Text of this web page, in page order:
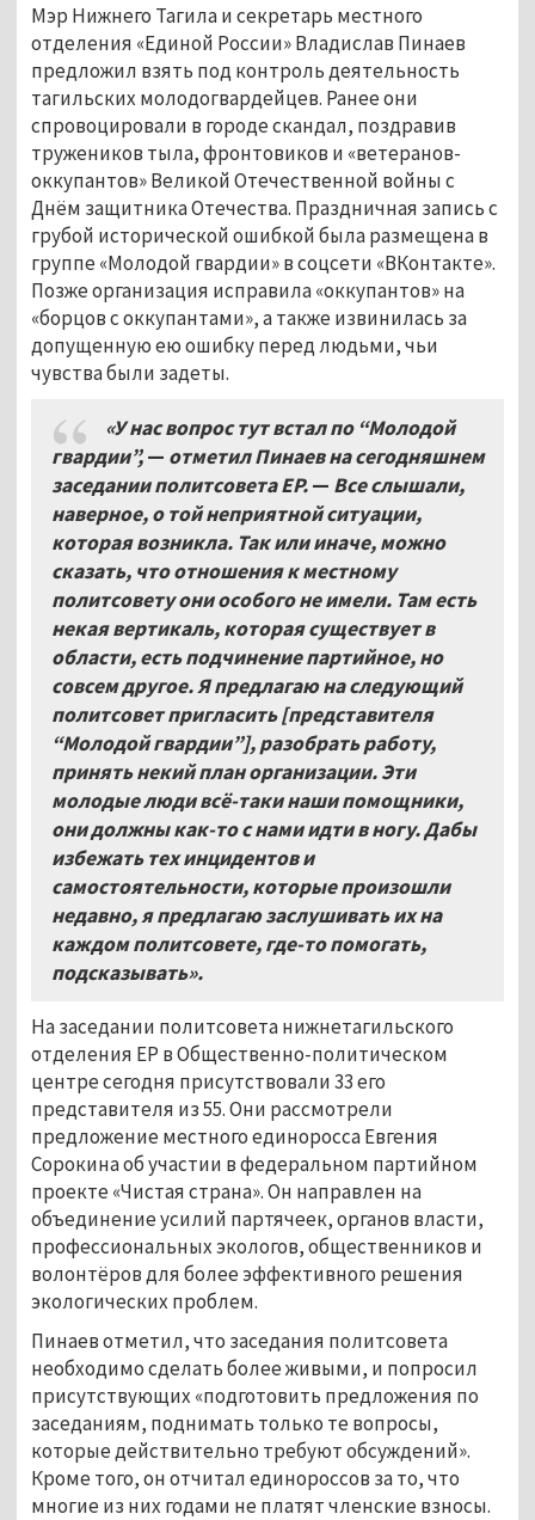
Мэр Нижнего Тагила и секретарь местного
отделения «Единой России» Владислав Пинаев
предложил взять под контроль деятельность
тагильских молодогвардейцев. Ранее они
спровоцировали в городе скандал, поздравив
тружеников тыла, фронтовиков и «ветеранов-
оккупантов» Великой Отечественной войны с
Днём защитника Отечества. Праздничная запись с
грубой исторической ошибкой была размещена в
группе «Молодой гвардии» в соцсети «ВКонтакте».
Позже организация исправила «оккупантов» на
«борцов с оккупантами», а также извинилась за
допущенную ею ошибку перед людьми, чьи
чувства были задеты.
«У нас вопрос тут встал по “Молодой
гвардии”,— отметил Пинаев на сегодняшнем
заседании политсовета ЕР.— Все слышали,
наверное, о той неприятной ситуации,
которая возникла. Так или иначе, можно
сказать, что отношения к местному
политсовету они особого не имели. Там есть
некая вертикаль, которая существует в
области, есть подчинение партийное, но
совсем другое. Я предлагаю на следующий
политсовет пригласить [представителя
“Молодой гвардии”], разобрать работу,
принять некий план организации. Эти
молодые люди всё-таки наши помощники,
они должны как-то с нами идти в ногу. Дабы
избежать тех инцидентов и
самостоятельности, которые произошли
недавно, я предлагаю заслушивать их на
каждом политсовете, где-то помогать,
подсказывать».
На заседании политсовета нижнетагильского
отделения ЕР в Общественно-политическом
центре сегодня присутствовали 33 его
представителя из 55. Они рассмотрели
предложение местного единоросса Евгения
Сорокина об участии в федеральном партийном
проекте «Чистая страна». Он направлен на
объединение усилий партячеек, органов власти,
профессиональных экологов, общественников и
волонтёров для более эффективного решения
экологических проблем.
Пинаев отметил, что заседания политсовета
необходимо сделать более живыми, и попросил
присутствующих «подготовить предложения по
заседаниям, поднимать только те вопросы,
которые действительно требуют обсуждений».
Кроме того, он отчитал единороссов за то, что
многие из них годами не платят членские взносы.